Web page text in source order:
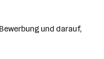
und darauf,